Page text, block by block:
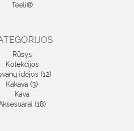
Teeli®
Rūšys
Kolekcijos
idėjos (12)
Kakava (3)
Kava
(18)